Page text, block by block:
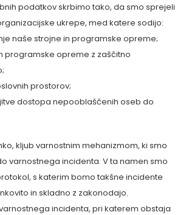
podatkov skrbimo tako, da smo sprejeli
ukrepe, med katere sodijo:
naše strojne in programske opreme;
programske opreme z zaščitno
prostorov;
dostopa nepooblaščenih oseb do
kljub varnostnim mehanizmom, ki smo
varnostnega incidenta. V ta namen smo
s katerim bomo takšne incidente
in skladno z zakonodajo.
incidenta, pri katerem obstaja